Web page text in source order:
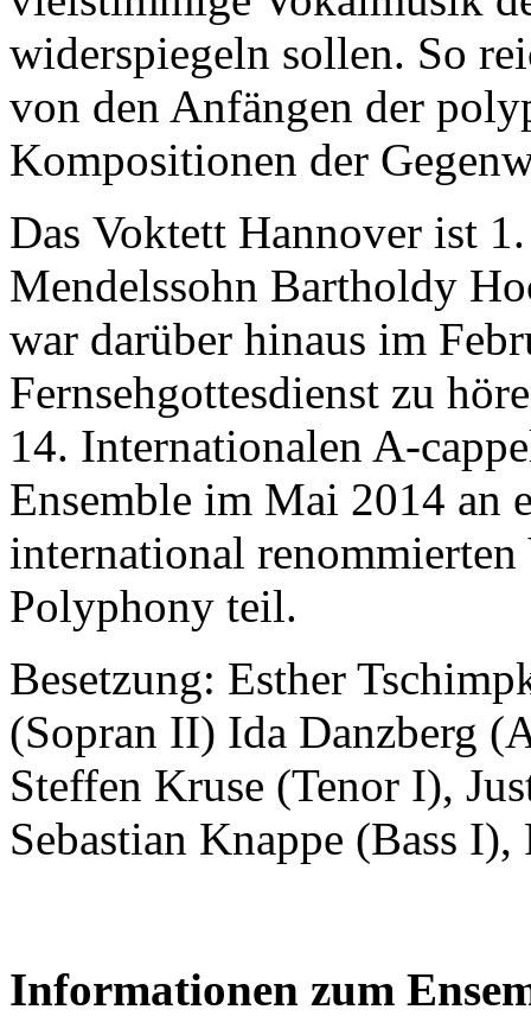
widerspiegeln sollen. So
von den Anfängen der
Kompositionen der
Das Voktett Hannover ist
Mendelssohn Bartholdy
war darüber hinaus im
Fernsehgottesdienst zu
14. Internationalen A-
Ensemble im Mai 2014 an
international
Polyphony teil.
Besetzung: Esther
(Sopran II) Ida Danzberg
Steffen Kruse (Tenor I),
Sebastian Knappe (Bass
Informationen zum